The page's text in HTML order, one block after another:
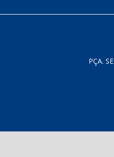
PÇA.